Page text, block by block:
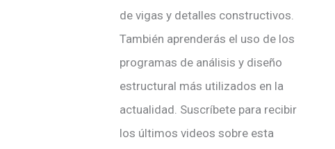
de vigas y detalles constructivos.
También aprenderás el uso de los
programas de análisis y diseño
estructural más utilizados en la
actualidad. Suscríbete para recibir
los últimos videos sobre esta